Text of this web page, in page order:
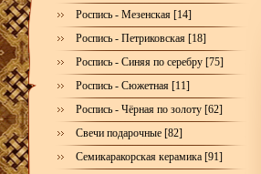
Роспись - Мезенская [14]
Роспись - Петриковская [18]
Роспись - Синяя по серебру [75]
Роспись - Сюжетная [11]
Роспись - Чёрная по золоту [62]
Свечи подарочные [82]
Семикаракорская керамика [91]